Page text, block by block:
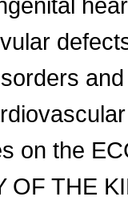
on the
OF THE